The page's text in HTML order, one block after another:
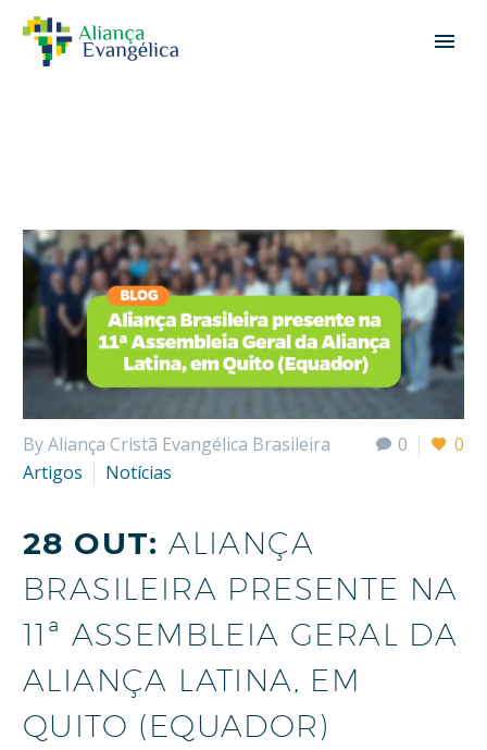
0 0
By Aliança Cristã Evangélica Brasileira
Artigos
Notícias
28 OUT:ALIANÇA
BRASILEIRA PRESENTE NA
11ª ASSEMBLEIA GERAL DA
ALIANÇA LATINA, EM
QUITO (EQUADOR)